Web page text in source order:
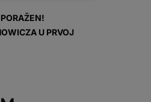
U PRVOJ